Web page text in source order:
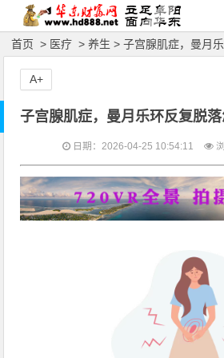
首页 > 医疗 >养生 > 子宫腺肌症，曼月
子宫腺肌症，曼月乐环反复脱落
日期：2026-04-25 10:54:11
A+